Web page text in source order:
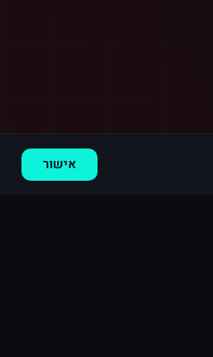
קנדה·2,500 חברים בערוץ
אישור